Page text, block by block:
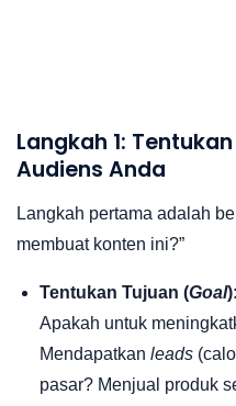
Langkah 1:
Audiens Anda
Langkah pertama adalah
membuat konten ini?”
Tentukan Tujuan (Goal):
Apakah untuk
Mendapatkan leads
pasar? Menjual produk